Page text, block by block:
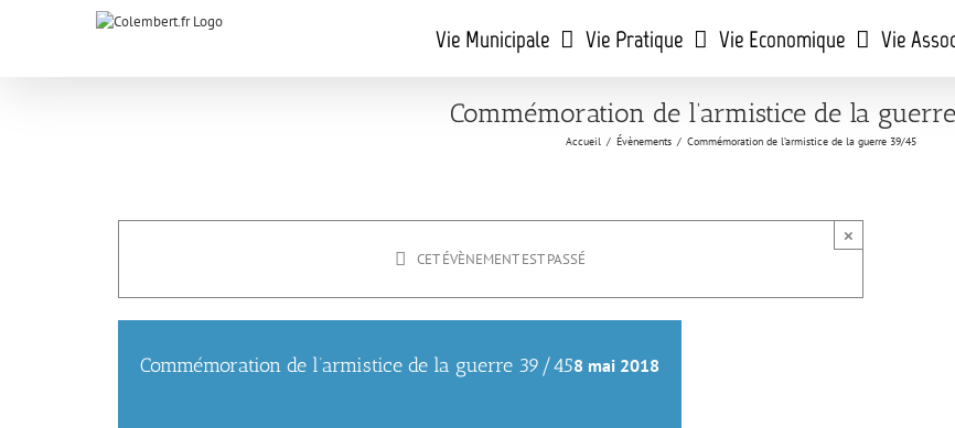
Vie Municipale Vie Pratique Vie Economique Vie
Commémoration de l’armistice de la
Accueil / Évènements / Commémoration de l’armistice de la guerre 39/45
×
CET ÉVÈNEMENT EST PASSÉ
Commémoration de l’armistice de la guerre 39/458 mai 2018